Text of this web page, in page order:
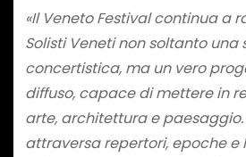
«Il Veneto Festival continua a
Solisti Veneti non soltanto una
concertistica, ma un vero
diffuso, capace di mettere in
arte, architettura e paesaggio.
attraversa repertori, epoche e